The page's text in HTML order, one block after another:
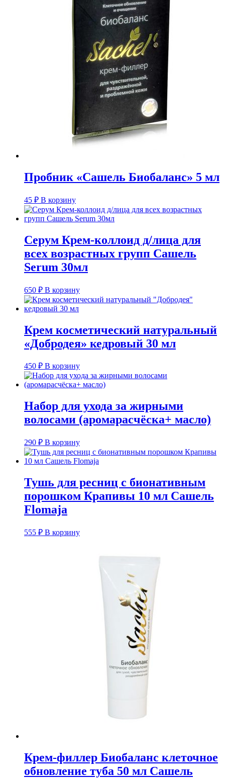
Пробник «Сашель Биобаланс» 5 мл
45 ₽ В корзину
Серум Крем-коллоид д/лица для
всех возрастных групп Сашель
Serum 30мл
650 ₽ В корзину
Крем косметический натуральный
«Добродея» кедровый 30 мл
450 ₽ В корзину
Набор для ухода за жирными
волосами (аромарасчёска+ масло)
290 ₽ В корзину
Тушь для ресниц с бионативным
порошком Крапивы 10 мл Сашель
Flomaja
555 ₽ В корзину
Крем-филлер Биобаланс клеточное
обновление туба 50 мл Сашель